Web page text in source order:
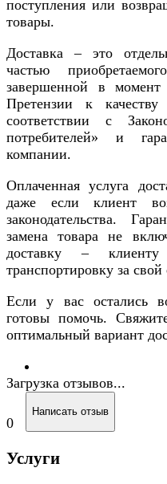
поступления или
товары.
Доставка – это
частью
завершенной в момент
Претензии к качеству
соответствии с
потребителей» и
компании.
Оплаченная услуга
даже если клиент
законодательства.
замена товара не
доставку – клиенту
транспортировку за свой
Если у вас остались
готовы помочь.
оптимальный вариант
Загрузка отзывов...
0
Написать отзыв
Услуги